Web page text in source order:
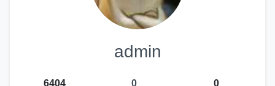
admin
6404
0
0